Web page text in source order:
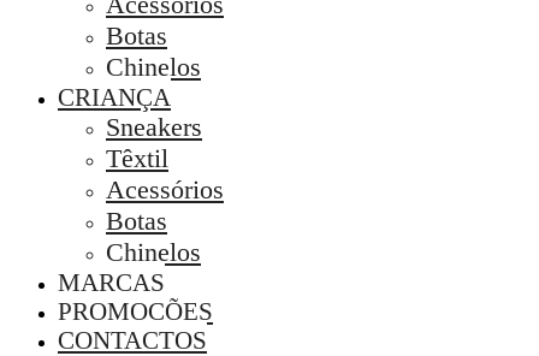
Botas
Chinelos
CRIANÇA
Sneakers
Têxtil
Acessórios
Botas
Chinelos
MARCAS
PROMOÇÕES
CONTACTOS